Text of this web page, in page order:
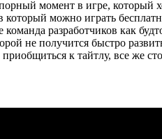
момент в игре, который
который можно играть
разработчиков как
не получится быстро
к тайтлу, все же